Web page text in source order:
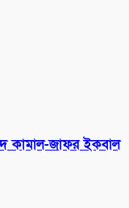
কামাল-জাফর ইকবাল